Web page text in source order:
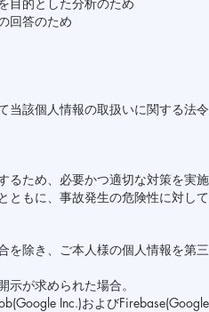
回答のため
当該個人情報の取扱いに関する
るため、必要かつ適切な対策を実
ともに、事故発生の危険性に対し
を除き、ご本人様の個人情報を第
示が求められた場合。
Inc.)および